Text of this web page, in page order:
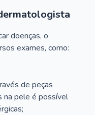
doenças, o
exames, como:
de peças
na pele é possível